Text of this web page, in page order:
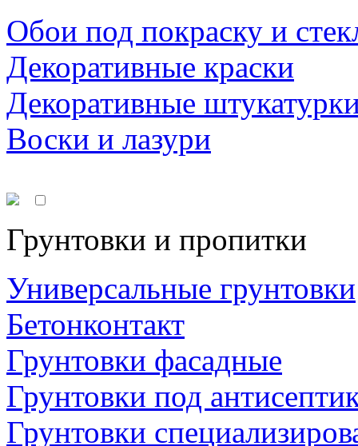
Обои под покраску и
Декоративные краски
Декоративные
Воски и лазури
Грунтовки и пропитки
Универсальные грунтовки
Бетонконтакт
Грунтовки фасадные
Грунтовки под
Грунтовки